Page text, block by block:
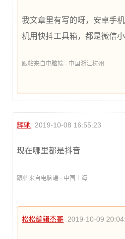
我文章里有写的呀，安卓手
机用快抖工具箱，都是微信
跟帖来自电脑端 · 中国浙江杭州
辉驰 2019-10-08 16:55:23
现在哪里都是抖音
跟帖来自电脑端 · 中国上海
松松编辑杰哥 2019-10-09